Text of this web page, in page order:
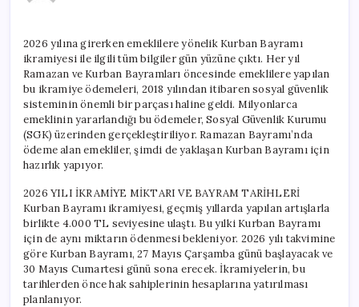
Detayları
ve
Ödeme
Tarihleri
için
2026 yılına girerken emeklilere yönelik Kurban Bayramı
ikramiyesi ile ilgili tüm bilgiler gün yüzüne çıktı. Her yıl
Ramazan ve Kurban Bayramları öncesinde emeklilere yapılan
bu ikramiye ödemeleri, 2018 yılından itibaren sosyal güvenlik
sisteminin önemli bir parçası haline geldi. Milyonlarca
emeklinin yararlandığı bu ödemeler, Sosyal Güvenlik Kurumu
(SGK) üzerinden gerçekleştiriliyor. Ramazan Bayramı’nda
ödeme alan emekliler, şimdi de yaklaşan Kurban Bayramı için
hazırlık yapıyor.
2026 YILI İKRAMİYE MİKTARI VE BAYRAM TARİHLERİ
Kurban Bayramı ikramiyesi, geçmiş yıllarda yapılan artışlarla
birlikte 4.000 TL seviyesine ulaştı. Bu yılki Kurban Bayramı
için de aynı miktarın ödenmesi bekleniyor. 2026 yılı takvimine
göre Kurban Bayramı, 27 Mayıs Çarşamba günü başlayacak ve
30 Mayıs Cumartesi günü sona erecek. İkramiyelerin, bu
tarihlerden önce hak sahiplerinin hesaplarına yatırılması
planlanıyor.